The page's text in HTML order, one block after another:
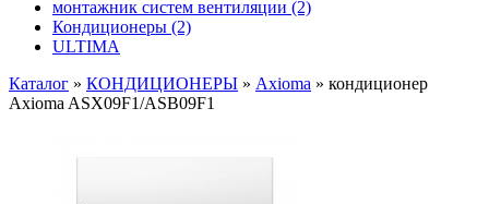
монтажник систем вентиляции (2)
Кондиционеры (2)
ULTIMA
Каталог » КОНДИЦИОНЕРЫ » Axioma » кондиционер
Axioma ASX09F1/ASB09F1